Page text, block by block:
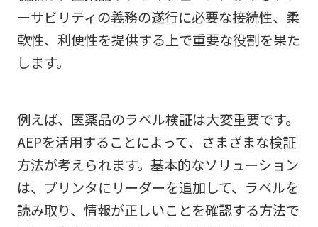
ーサビリティの義務の遂行に必要な接続性、柔
軟性、利便性を提供する上で重要な役割を果た
します。
例えば、医薬品のラベル検証は大変重要です。
AEPを活用することによって、さまざまな検証
方法が考えられます。基本的なソリューション
は、プリンタにリーダーを追加して、ラベルを
読み取り、情報が正しいことを確認する方法で